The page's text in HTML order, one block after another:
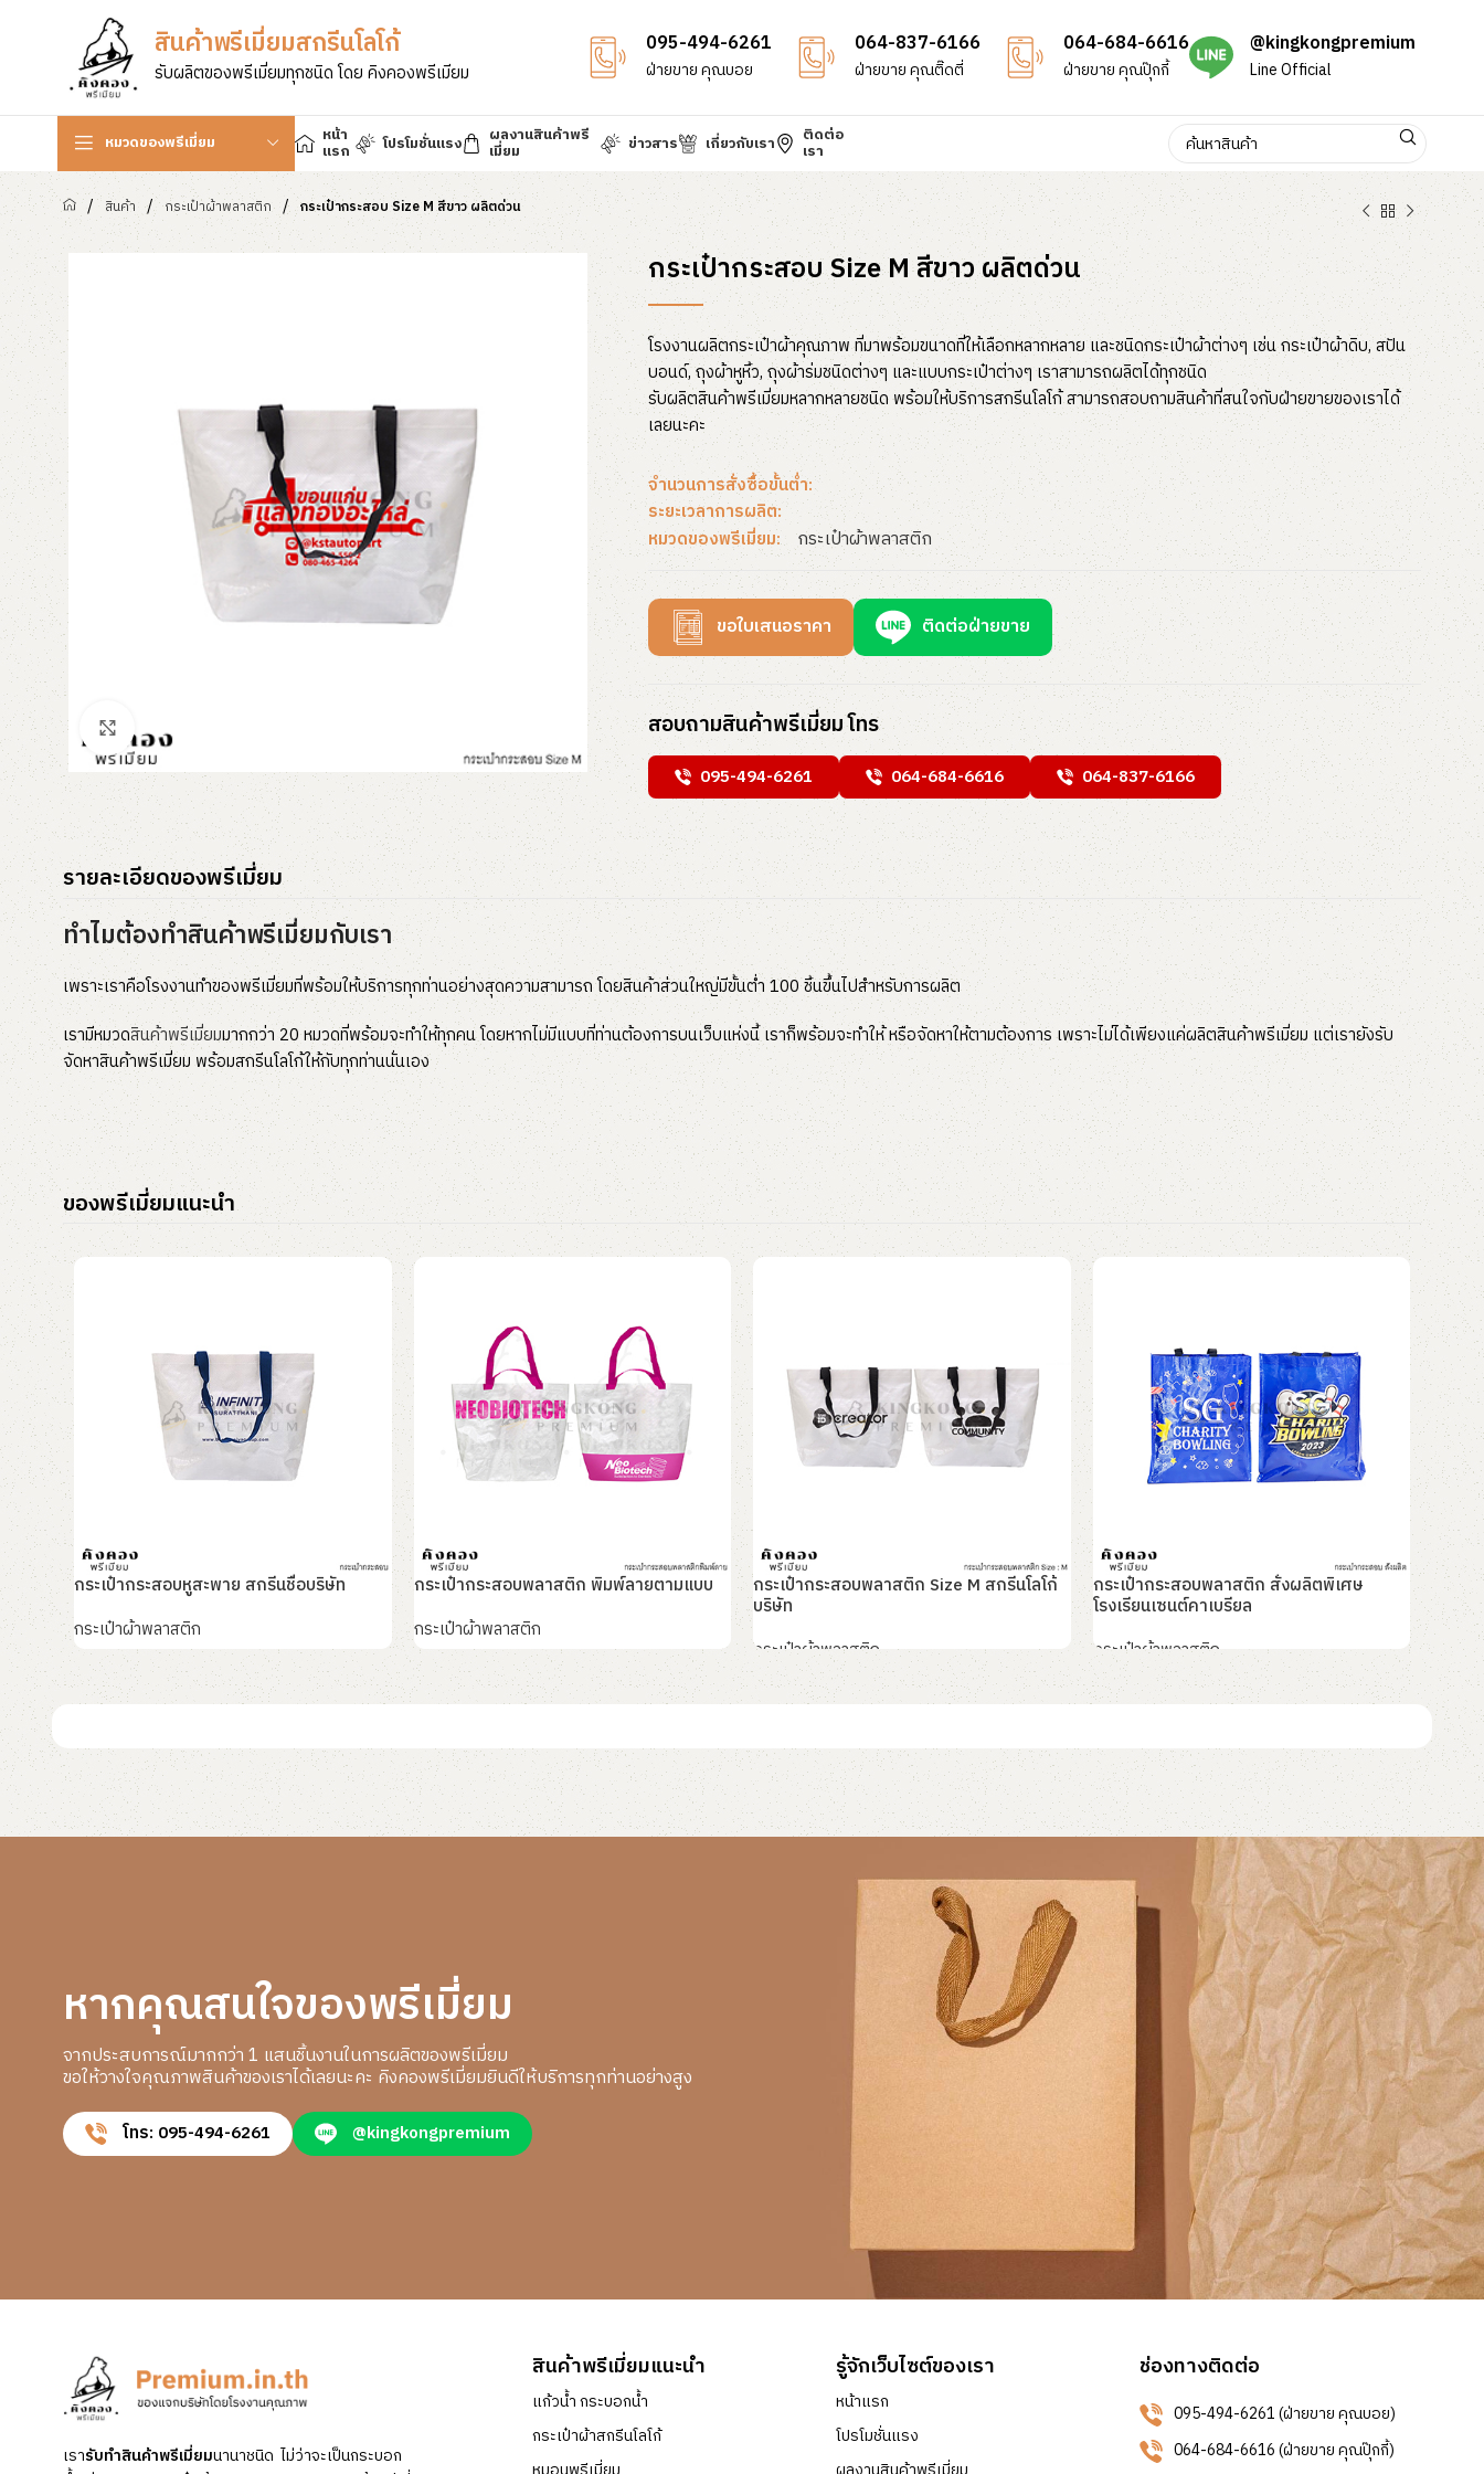
สินค้าพรีเมี่ยมสกรีนโลโก้
รับผลิตของพรีเมี่ยมทุกชนิด โดย คิงคองพรีเมียม
095-494-6261
ฝ่ายขาย คุณบอย
064-837-6166
ฝ่ายขาย คุณติ๊ดตี่
064-684-6616
ฝ่ายขาย คุณปุ๊กกี้
@kingkongpremium
Line Official
หมวดของพรีเมี่ยม หน้า
แรก โปรโมชั่นแรง ผลงานสินค้าพรี
เมี่ยม ข่าวสาร เกี่ยวกับเรา ติดต่อ
เรา
/ สินค้า / กระเป๋าผ้าพลาสติก / กระเป๋ากระสอบ Size M สีขาว ผลิตด่วน
Click to enlarge
กระเป๋ากระสอบ Size M สีขาว ผลิตด่วน
โรงงานผลิตกระเป๋าผ้าคุณภาพ ที่มาพร้อมขนาดที่ให้เลือกหลากหลาย และชนิดกระเป๋าผ้าต่างๆ เช่น กระเป๋าผ้าดิบ, สปัน
บอนด์, ถุงผ้าหูหิ้ว, ถุงผ้าร่มชนิดต่างๆ และแบบกระเป๋าต่างๆ เราสามารถผลิตได้ทุกชนิด
รับผลิตสินค้าพรีเมี่ยมหลากหลายชนิด พร้อมให้บริการสกรีนโลโก้ สามารถสอบถามสินค้าที่สนใจกับฝ่ายขายของเราได้
เลยนะคะ
จำนวนการสั่งซื้อขั้นต่ำ:
ระยะเวลาการผลิต:
หมวดของพรีเมี่ยม:
กระเป๋าผ้าพลาสติก
ขอใบเสนอราคา ติดต่อฝ่ายขาย
สอบถามสินค้าพรีเมี่ยม โทร
095-494-6261 064-684-6616 064-837-6166
รายละเอียดของพรีเมี่ยม
ทำไมต้องทำสินค้าพรีเมี่ยมกับเรา
เพราะเราคือโรงงานทำของพรีเมี่ยมที่พร้อมให้บริการทุกท่านอย่างสุดความสามารถ โดยสินค้าส่วนใหญ่มีขั้นต่ำ 100 ชิ้นขึ้นไปสำหรับการผลิต
เรามีหมวดสินค้าพรีเมี่ยมมากกว่า 20 หมวดที่พร้อมจะทำให้ทุกคน โดยหากไม่มีแบบที่ท่านต้องการบนเว็บแห่งนี้ เราก็พร้อมจะทำให้ หรือจัดหาให้ตามต้องการ เพราะไม่ได้เพียงแค่ผลิตสินค้าพรีเมี่ยม แต่เรายังรับ
จัดหาสินค้าพรีเมี่ยม พร้อมสกรีนโลโก้ให้กับทุกท่านนั่นเอง
ของพรีเมี่ยมแนะนำ
กระเป๋ากระสอบหูสะพาย สกรีนชื่อบริษัท
กระเป๋าผ้าพลาสติก
อ่านเพิ่ม
กระเป๋ากระสอบพลาสติก พิมพ์ลายตามแบบ
กระเป๋าผ้าพลาสติก
อ่านเพิ่ม
กระเป๋ากระสอบพลาสติก Size M สกรีนโลโก้
บริษัท
กระเป๋าผ้าพลาสติก
อ่านเพิ่ม
กระเป๋ากระสอบพลาสติก สั่งผลิตพิเศษ
โรงเรียนเซนต์คาเบรียล
กระเป๋าผ้าพลาสติก
อ่านเพิ่ม
กระ
กระเ
อ่าน
หากคุณสนใจของพรีเมี่ยม
จากประสบการณ์มากกว่า 1 แสนชิ้นงานในการผลิตของพรีเมี่ยม
ขอให้วางใจคุณภาพสินค้าของเราได้เลยนะคะ คิงคองพรีเมี่ยมยินดีให้บริการทุกท่านอย่างสูง
โทร: 095-494-6261 @kingkongpremium
เรารับทำสินค้าพรีเมี่ยมนานาชนิด ไม่ว่าจะเป็นกระบอก
สินค้าพรีเมี่ยมแนะนำ
แก้วน้ำ กระบอกน้ำ
กระเป๋าผ้าสกรีนโลโก้
รู้จักเว็บไซต์ของเรา
หน้าแรก
โปรโมชั่นแรง
ช่องทางติดต่อ
095-494-6261 (ฝ่ายขาย คุณบอย)
064-684-6616 (ฝ่ายขาย คุณปุ๊กกี้)